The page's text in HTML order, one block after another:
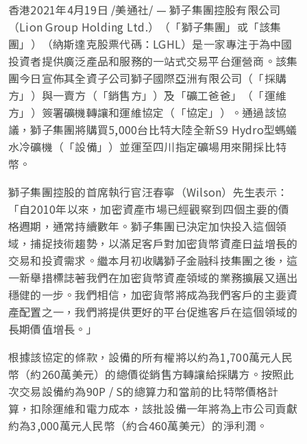
香港2021年4月19日 /美通社/ — 獅子集團控股有限公司
（Lion Group Holding Ltd.）（ 「獅子集團 」 或「該集
團 」 ）（納斯達克股票代碼：LGHL）是一家專注于為中國
投資者提供廣泛產品和服務的一站式交易平台運營商。該集
團今日宣佈其全資子公司獅子國際亞洲有限公司（ 「採購
方」 ）與一賣方（ 「銷售方」 ）及 「礦工爸爸 」 （ 「運維
方」 ）簽署礦機轉讓和運維協定（ 「協定 」 ）。通過該協
議，獅子集團將購買5,000台比特大陸全新S9 Hydro型螞蟻
水冷礦機（ 「設備 」 ）並運至四川指定礦場用來開採比特
幣。
獅子集團控股的首席執行官汪春寧（Wilson）先生表示：
「自2010年以來，加密資產市場已經觀察到四個主要的價
格週期，通常持續數年。獅子集團已決定加快投入這個領
域，捕捉技術趨勢，以滿足客戶對加密貨幣資產日益增長的
交易和投資需求。繼本月初收購獅子金融科技集團之後，這
一新舉措標誌著我們在加密貨幣資產領域的業務擴展又邁出
穩健的一步。我們相信，加密貨幣將成為我們客戶的主要資
產配置之一，我們將提供更好的平台促進客戶在這個領域的
長期價值增長。 」
根據該協定的條款，設備的所有權將以約為1,700萬元人民
幣（約260萬美元）的總價從銷售方轉讓給採購方。按照此
次交易設備約為90P / S的總算力和當前的比特幣價格計
算，扣除運維和電力成本，該批設備一年將為上市公司貢獻
約為3,000萬元人民幣（約合460萬美元）的淨利潤。